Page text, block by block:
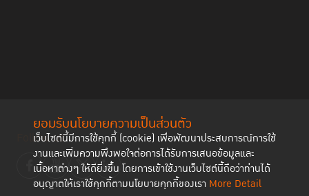
ยอมรับนโยบายความเป็นส่วนตัว
เว็บไซต์นี้มีการใช้คุกกี้ (cookie) เพื่อพัฒนาประสบการณ์การใช้
งานและเพิ่มความพึงพอใจต่อการได้รับการเสนอข้อมูลและ
เนื้อหาต่างๆ ให้ดียิ่งขึ้น โดยการเข้าใช้งานเว็บไซต์นี้ถือว่าท่านได้
อนุญาตให้เราใช้คุกกี้ตามนโยบายคุกกี้ของเรา More Detail
Follow us